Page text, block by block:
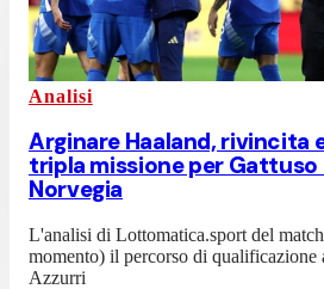
Analisi
Arginare Haaland, rivincita
tripla missione per
Norvegia
L'analisi di Lottomatica.sport del
momento) il percorso di
Azzurri